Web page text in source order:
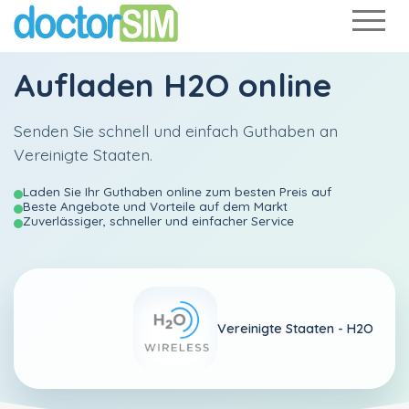
Aufladen H2O online
Senden Sie schnell und einfach Guthaben an
Vereinigte Staaten.
Laden Sie Ihr Guthaben online zum besten Preis auf
Beste Angebote und Vorteile auf dem Markt
Zuverlässiger, schneller und einfacher Service
Vereinigte Staaten - H2O